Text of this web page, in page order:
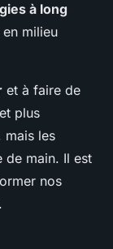
à long
milieu
et à faire de
plus
mais les
de main. Il est
nos